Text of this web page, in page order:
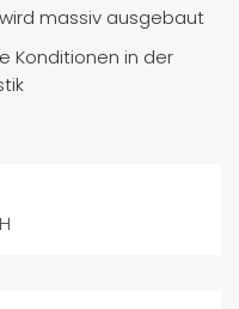
massiv ausgebaut
Konditionen in der